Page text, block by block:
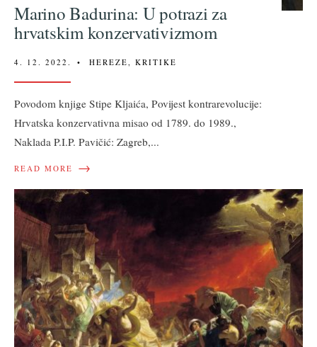
Marino Badurina: U potrazi za
hrvatskim konzervativizmom
4. 12. 2022. • HEREZE KRITIKE
Povodom knjige Stipe Kljaića, Povijest kontrarevolucije:
Hrvatska konzervativna misao od 1789. do 1989.,
Naklada P.I.P. Pavičić: Zagreb,...
READ MORE →